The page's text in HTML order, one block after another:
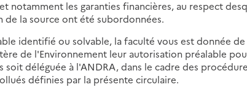
notamment les garanties financières, au respect
la source ont été subordonnées.
identifié ou solvable, la faculté vous est donnée
de l'Environnement leur autorisation préalable
soit déléguée à l'ANDRA, dans le cadre des
définies par la présente circulaire.